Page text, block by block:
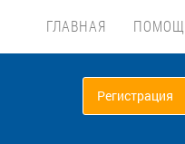
ГЛАВНАЯ
Регистрация